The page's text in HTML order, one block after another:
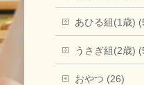
あひる組(1歳)
うさぎ組(2歳)
おやつ (26)